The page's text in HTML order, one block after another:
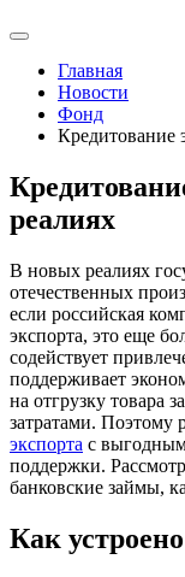
Главная
Новости
Фонд
Кредитование
реалиях
В новых реалиях
отечественных
если российская
экспорта, это еще
содействует
поддерживает
на отгрузку товара
затратами. Поэтому
экспорта с
поддержки.
банковские займы,
Как